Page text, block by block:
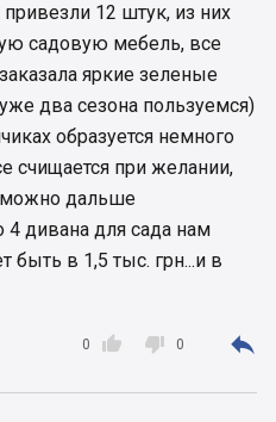
12 штук, из них
садовую мебель, все
яркие зеленые
два сезона пользуемся)
образуется немного
счищается при желании,
можно дальше
4 дивана для сада нам
быть в 1,5 тыс. грн...и в

0  0 